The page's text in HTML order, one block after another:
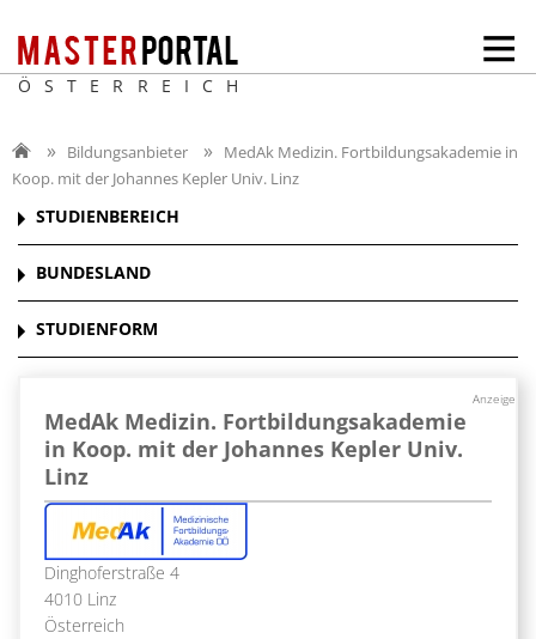
ÖSTERREICH
Bildungsanbieter
MedAk Medizin. Fortbildungsakademie in
Koop. mit der Johannes Kepler Univ. Linz
STUDIENBEREICH
BUNDESLAND
STUDIENFORM
Anzeige
MedAk Medizin. Fortbildungsakademie
in Koop. mit der Johannes Kepler Univ.
Linz
Dinghoferstraße 4
4010 Linz
Österreich